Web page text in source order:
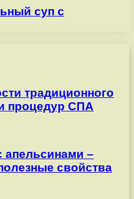
суп с
традиционного
процедур СПА
апельсинами –
свойства